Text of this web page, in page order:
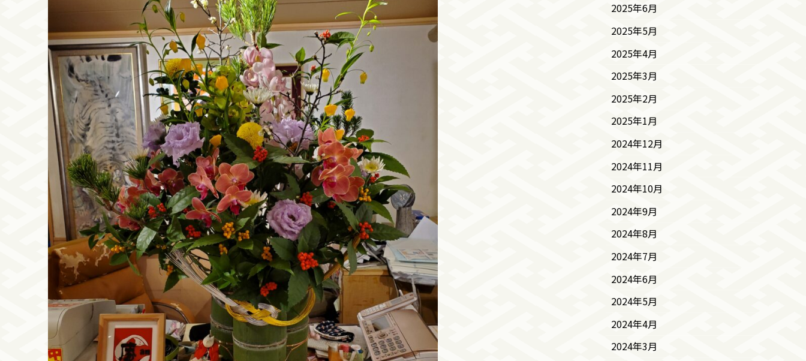
2025年6月
2025年5月
2025年4月
2025年3月
2025年2月
2025年1月
2024年12月
2024年11月
2024年10月
2024年9月
2024年8月
2024年7月
2024年6月
2024年5月
2024年4月
2024年3月